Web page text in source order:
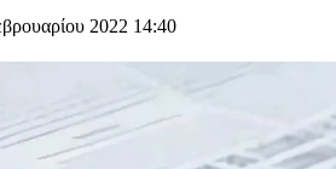
2022 14:40